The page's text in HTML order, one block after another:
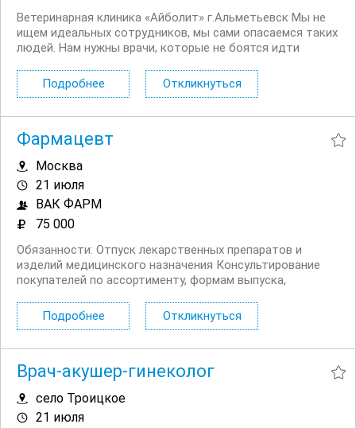
Ветеринарная клиника «Айболит» г.Альметьевск Мы не
ищем идеальных сотрудников, мы сами опасаемся таких
людей. Нам нужны врачи, которые не боятся идти
которые готовы признавать свои ошибки и разбирать их
вместе с нами. Врачи, которые...
Подробнее Откликнуться
Фармацевт
Москва
21 июля
ВАК ФАРМ
75 000
Обязанности: Отпуск лекарственных препаратов и
изделий медицинского назначения Консультирование
покупателей по ассортименту, формам выпуска,
(включая жнвлп) Поддержание порядка на рабочем
месте и в торговом зале Ведение первичной
Подробнее Откликнуться
Врач‑акушер‑гинеколог
село Троицкое
21 июля